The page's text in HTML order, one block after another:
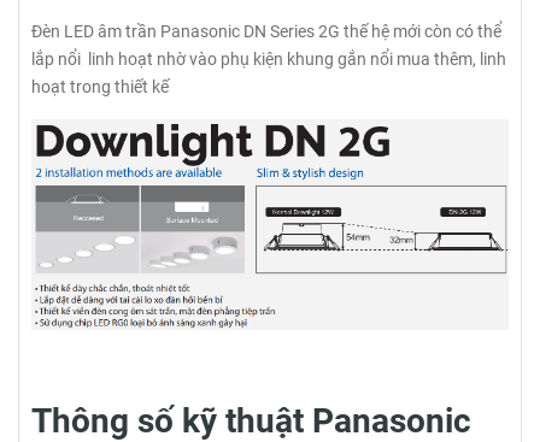
Đèn LED âm trần Panasonic DN Series 2G thế hệ mới còn có thể
lắp nổi linh hoạt nhờ vào phụ kiện khung gắn nổi mua thêm, linh
hoạt trong thiết kế
Thông số kỹ thuật Panasonic